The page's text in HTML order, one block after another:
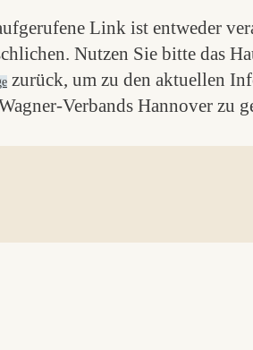
Link ist entweder
Nutzen Sie bitte das
zurück, um zu den aktuellen
Verbands Hannover zu